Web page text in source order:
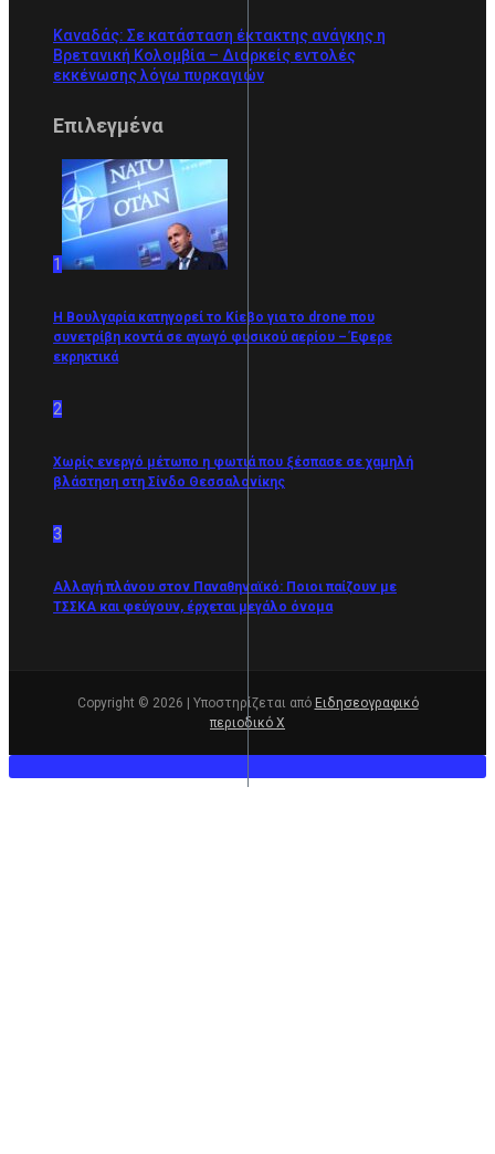
Καναδάς: Σε κατάσταση έκτακτης ανάγκης η
Βρετανική Κολομβία – Διαρκείς εντολές
εκκένωσης λόγω πυρκαγιών
Επιλεγμένα
1
Η Βουλγαρία κατηγορεί το Κίεβο για το drone που
συνετρίβη κοντά σε αγωγό φυσικού αερίου – Έφερε
εκρηκτικά
2
Χωρίς ενεργό μέτωπο η φωτιά που ξέσπασε σε χαμηλή
βλάστηση στη Σίνδο Θεσσαλονίκης
3
Αλλαγή πλάνου στον Παναθηναϊκό: Ποιοι παίζουν με
ΤΣΣΚΑ και φεύγουν, έρχεται μεγάλο όνομα
Copyright © 2026 | Υποστηρίζεται από Ειδησεογραφικό
περιοδικό Χ